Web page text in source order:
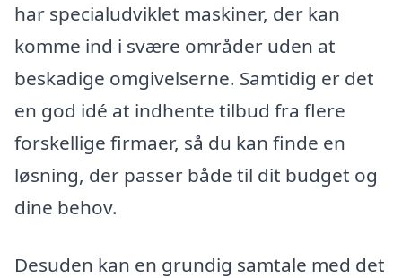
har specialudviklet maskiner, der kan
komme ind i svære områder uden at
beskadige omgivelserne. Samtidig er det
en god idé at indhente tilbud fra flere
forskellige firmaer, så du kan finde en
løsning, der passer både til dit budget og
dine behov.
Desuden kan en grundig samtale med det